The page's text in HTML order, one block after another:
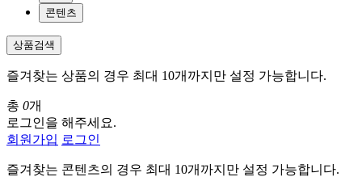
콘텐츠
상품검색
즐겨찾는 상품의 경우 최대 10개까지만 설정 가능합니다.
총 0개
로그인을 해주세요.
회원가입 로그인
즐겨찾는 콘텐츠의 경우 최대 10개까지만 설정 가능합니다.